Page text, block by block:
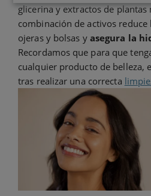
glicerina y extractos de plantas
combinación de activos reduce
ojeras y bolsas y asegura la
Recordamos que para que
cualquier producto de belleza,
tras realizar una correcta